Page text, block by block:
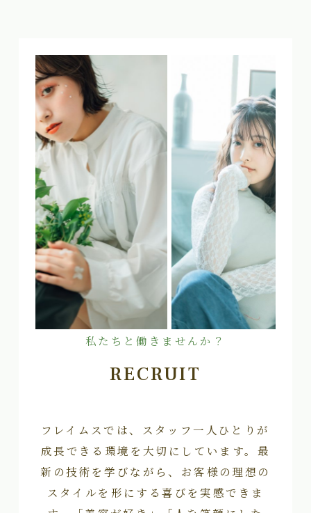
私たちと働きませんか？
RECRUIT
フレイムスでは、スタッフ一人ひとりが
成長できる環境を大切にしています。最
新の技術を学びながら、お客様の理想の
スタイルを形にする喜びを実感できま